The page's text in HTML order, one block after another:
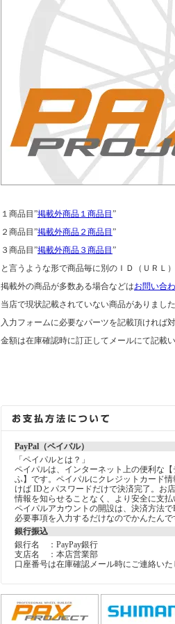
１商品目”掲載外商品１商品目 ”
２商品目”掲載外商品２商品目 ”
３商品目”掲載外商品３商品目 ”
と言うような形で商品毎に別のＩＤ（ＵＲＬ
掲載外の商品が多数ある場合などはお問い合
当店で現状記載されていない商品がありまし
入力フォームに必要なパーツを記載頂ければ
金額は在庫確認時に訂正してメールにて記載い
PayPal（ペイパル）
「ペイパルとは？」
ペイパルは、インターネット上の便利な
ふ】です。ペイパルにクレジットカード
けば IDとパスワードだけで決済完了。お
情報を知らせることなく、より安全に支払
ペイパルアカウントの開設は、決済方法で
必要事項を入力するだけなのでかんたんで
銀行振込
銀行名 ：PayPay銀行
支店名 ：本店営業部
口座番号は在庫確認メール時にご連絡いた